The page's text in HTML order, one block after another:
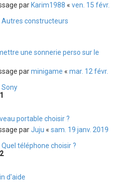
parKarim1988 « ven. 15 févr.
Autres constructeurs
une sonnerie perso sur le
parminigame « mar. 12 févr.
Sony
1
portable choisir ?
parJuju « sam. 19 janv. 2019
Quel téléphone choisir ?
2
d'aide